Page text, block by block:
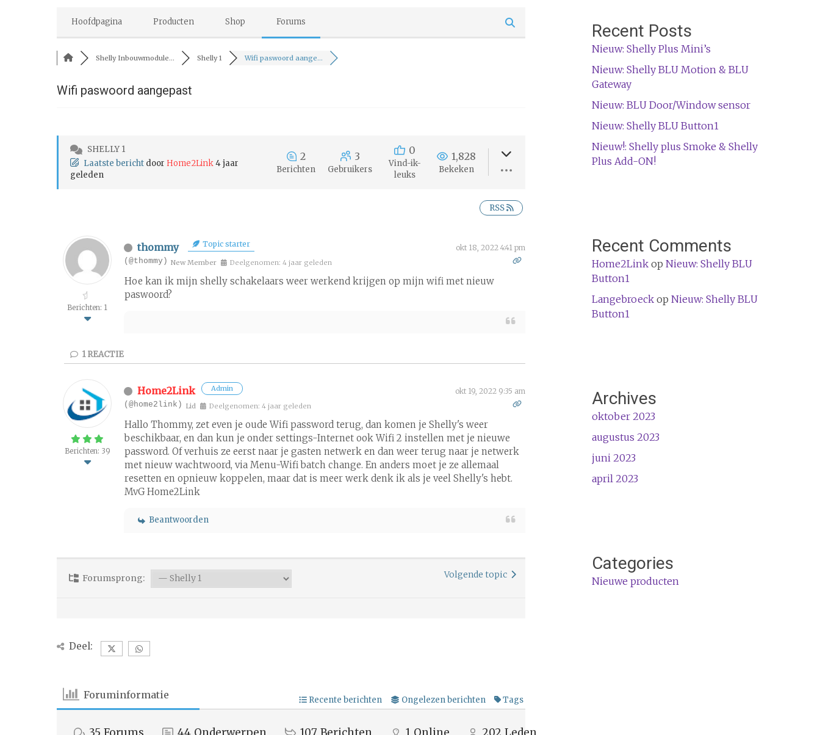
Hoofdpagina Producten Shop Forums
Shelly Inbouwmodule... Shelly 1 Wifi paswoord aange...
Wifi paswoord aangepast
SHELLY 1
Laatste bericht door Home2Link4 jaar
geleden
2
Berichten
3
Gebruikers
0
Vind-ik-
leuks
1,828
Bekeken
RSS
Berichten: 1
thommy Topic starter
okt 18, 2022 4:41 pm
(@thommy) New Member Deelgenomen: 4 jaar geleden
Hoe kan ik mijn shelly schakelaars weer werkend krijgen op mijn wifi met nieuw
paswoord?
1REACTIE
Berichten: 39
Home2Link Admin
okt 19, 2022 9:35 am
(@home2link) Lid Deelgenomen: 4 jaar geleden
Hallo Thommy, zet even je oude Wifi password terug, dan komen je Shelly's weer
beschikbaar, en dan kun je onder settings-Internet ook Wifi 2 instellen met je nieuwe
password. Of verhuis ze eerst naar je gasten netwerk en dan weer terug naar je netwerk
met nieuw wachtwoord, via Menu-Wifi batch change. En anders moet je ze allemaal
resetten en opnieuw koppelen, maar dat is meer werk denk ik als je veel Shelly's hebt.
MvG Home2Link
Beantwoorden
Forumsprong: Volgende topic
Deel:
Foruminformatie Recente berichten Ongelezen berichten Tags
Recent Posts
Nieuw: Shelly Plus Mini’s
Nieuw: Shelly BLU Motion & BLU
Gateway
Nieuw: BLU Door/Window sensor
Nieuw: Shelly BLU Button1
Nieuw!: Shelly plus Smoke & Shelly
Plus Add-ON!
Recent Comments
Home2Linkop Nieuw: Shelly BLU
Button1
Langebroeckop Nieuw: Shelly BLU
Button1
Archives
oktober 2023
augustus 2023
juni 2023
april 2023
Categories
Nieuwe producten